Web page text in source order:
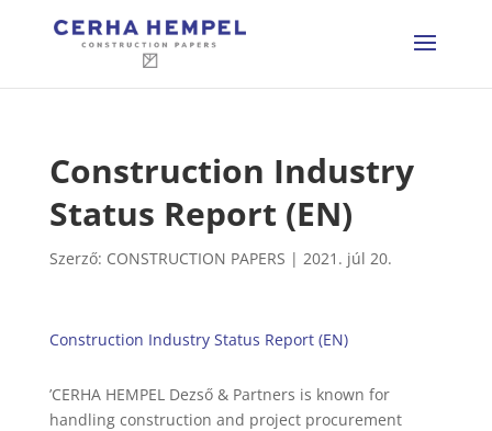
Construction Industry
Status Report (EN)
Szerző: CONSTRUCTION PAPERS | 2021. júl 20.
Construction Industry Status Report (EN)
’CERHA HEMPEL Dezső & Partners is known for
handling construction and project procurement